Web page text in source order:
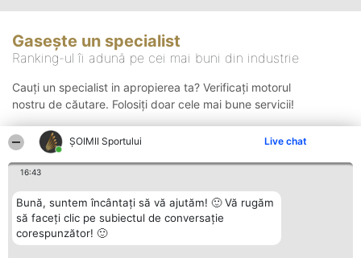
ȘOIMII Sportului Live chat
16:43
Bună, suntem încântați să vă ajutăm! 🙂 Vă rugăm
să faceți clic pe subiectul de conversație
corespunzător! 🙂
Gasește un specialist
Ranking-ul îi adună pe cei mai buni din industrie
Cauți un specialist in apropierea ta? Verificați motorul
nostru de căutare. Folosiți doar cele mai bune servicii!